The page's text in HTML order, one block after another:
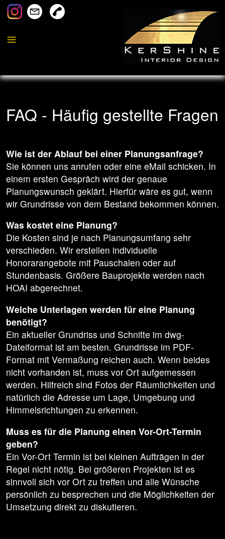
FAQ - Häufig gestellte Fragen
Wie ist der Ablauf bei einer Planungsanfrage?
Sie können uns anrufen oder eine eMail schicken. In
einem ersten Gespräch wird der genaue
Planungswunsch geklärt. Hierfür wäre es gut, wenn
wir Grundrisse von dem Bestand bekommen können.
Was kostet eine Planung?
Die Kosten sind je nach Planungsumfang sehr
verschieden. Wir erstellen individuelle
Honorarangebote mit Pauschalen oder auf
Stundenbasis. Größere Bauprojekte werden nach
HOAI abgerechnet.
Welche Unterlagen werden für eine Planung
benötigt?
Ein aktueller Grundriss und Schnitte im dwg-
Dateiformat ist am besten. Grundrisse im PDF-
Format mit Vermaßung reichen auch. Wenn beides
nicht vorhanden ist, muss vor Ort aufgemessen
werden. Hilfreich sind Fotos der Räumlichkeiten und
natürlich die Adresse um Lage, Umgebung und
Himmelsrichtungen zu erkennen.
Muss es für die Planung einen Vor-Ort-Termin
geben?
Ein Vor-Ort Termin ist bei kleinen Aufträgen in der
Regel nicht nötig. Bei größeren Projekten ist es
sinnvoll sich vor Ort zu treffen und alle Wünsche
persönlich zu besprechen und die Möglichkeiten der
Umsetzung direkt zu diskutieren.